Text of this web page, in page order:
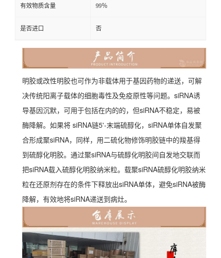
有效物质含量 99％
是否进口 否
明胶或改性明胶也可作为非载体用于基因药物的递送，可解
决传统阳离子载体的细胞毒性及免疫原性等问题。siRNA诱
导基因沉默，可用于包括在内的的，但siRNA不稳定，易被
酶降解。如果将 siRNA链5'-末端硫醇化，siRNA单体自发聚
合形成聚siRNA，同样，用二硫化物修饰明胶链中的羧基得
到硫醇化明胶。通过聚siRNA与硫醇化明胶间自发地交联而
把siRNA载入硫醇化明胶纳米粒。载聚siRNA硫醇化明胶纳米
粒在还原剂存在的条件下释放出siRNA单体，避免siRNA被酶
降解，有效地将siRNA递送到病灶。